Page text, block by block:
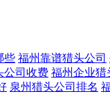
些 福州靠谱猎头公司
公司收费 福州企业猎
泉州猎头公司排名